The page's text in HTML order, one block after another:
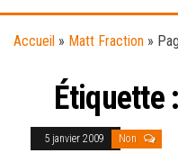
Accueil » Matt Fraction »
Étiquette :
5 janvier 2009 Non